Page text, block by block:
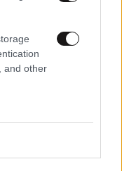
and other